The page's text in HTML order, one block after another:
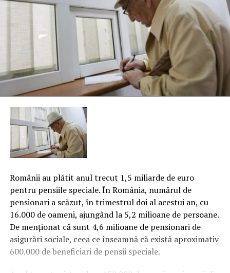
Românii au plătit anul trecut 1,5 miliarde de euro
pentru pensiile speciale. În România, numărul de
pensionari a scăzut, în trimestrul doi al acestui an, cu
16.000 de oameni, ajungând la 5,2 milioane de persoane.
De menţionat că sunt 4,6 milioane de pensionari de
asigurări sociale, ceea ce înseamnă că există aproximativ
600.000 de beneficiari de pensii speciale.